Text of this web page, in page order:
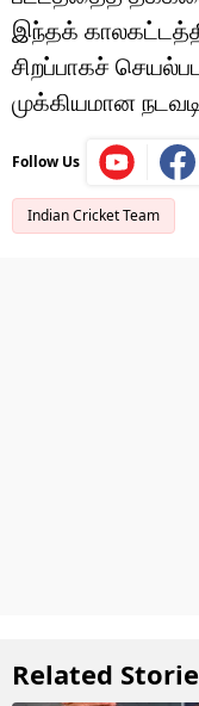
இந்தக்
சிறப்பாகச்
முக்கியமான
Follow Us
Indian Cricket Team
Related